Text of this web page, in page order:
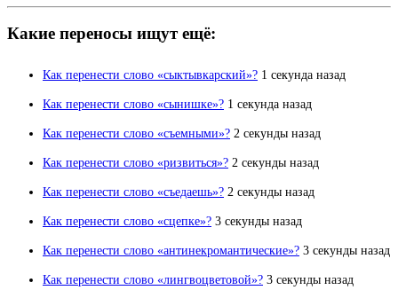
Какие переносы ищут ещё:
Как перенести слово «сыктывкарский»? 1 секунда назад
Как перенести слово «сынишке»? 1 секунда назад
Как перенести слово «съемными»? 2 секунды назад
Как перенести слово «ризвиться»? 2 секунды назад
Как перенести слово «съедаешь»? 2 секунды назад
Как перенести слово «сцепке»? 3 секунды назад
Как перенести слово «антинекромантические»? 3 секунды назад
Как перенести слово «лингвоцветовой»? 3 секунды назад